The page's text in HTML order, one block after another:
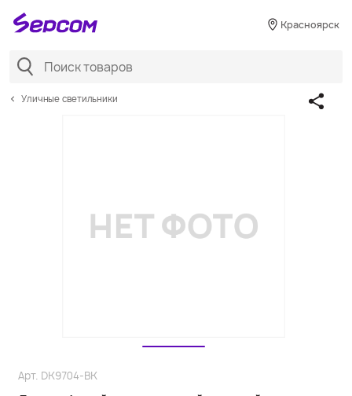
Красноярск
Уличные светильники
Арт. DK9704-BK